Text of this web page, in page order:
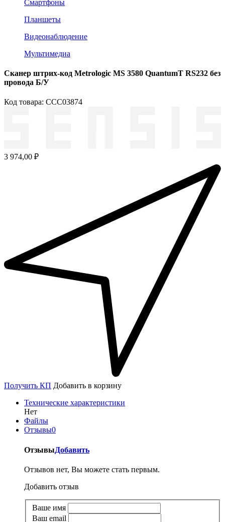
Смартфоны
Планшеты
Видеонаблюдение
Мультимедиа
Сканер штрих-код Metrologic MS 3580 QuantumT RS232 без
провода Б/У
Код товара: ССС03874
3 974,00 ₽
Получить КП Добавить в корзину
Технические характеристики
Нет
Файлы
Отзывы0
ОтзывыДобавить
Отзывов нет, Вы можете стать первым.
Добавить отзыв
Ваше имя
Ваш email